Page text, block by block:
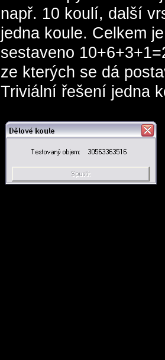
např. 10 koulí, další
jedna koule. Celkem
sestaveno
ze kterých se dá
Triviální řešení jedna